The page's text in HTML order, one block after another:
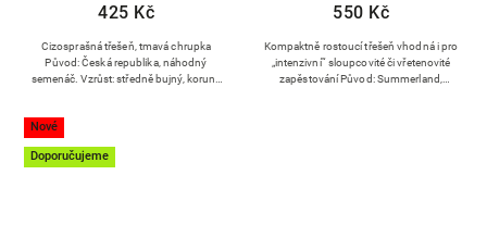
425 Kč
Cizosprašná třešeň, tmavá chrupka
Původ: Česká republika, náhodný
semenáč. Vzrůst: středně bujný, koruna
550 Kč
Kompaktně rostoucí třešeň vhodná i pro
„intenzivní“ sloupcovité či vřetenovité
zapěstování Původ: Summerland,
Nové
Doporučujeme